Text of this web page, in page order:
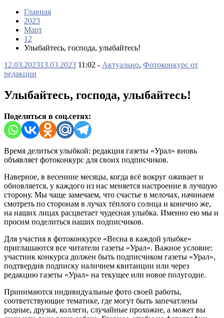
Главная
2023
Март
12
Улыбайтесь, господа, улыбайтесь!
12.03.202313.03.2023 11:02 - Актуально, Фотоконкурс от
редакции
Улыбайтесь, господа, улыбайтесь!
Поделиться в соц.сетях:
Время делиться улыбкой: редакция газеты «Урал» вновь
объявляет фотоконкурс для своих подписчиков.
Наверное, в весенние месяцы, когда всё вокруг оживает и
обновляется, у каждого из нас меняется настроение в лучшую
сторону. Мы чаще замечаем, что счастье в мелочах, начинаем
смотреть по сторонам в лучах тёплого солнца и конечно же,
на наших лицах расцветает чудесная улыбка. Именно ею мы и
просим поделиться наших подписчиков.
Для участия в фотоконкурсе «Весна в каждой улыбке»
приглашаются все читатели газеты «Урал». Важное условие:
участник конкурса должен быть подписчиком газеты «Урал»,
подтвердив подписку наличием квитанции или через
редакцию газеты «Урал» на текущее или новое полугодие.
Принимаются индивидуальные фото своей работы,
соответствующие тематике, где могут быть запечатлены
родные, друзья, коллеги, случайные прохожие, а может вы